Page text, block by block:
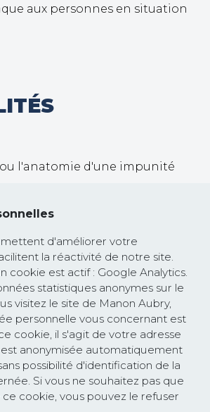
aux personnes en situation
l'anatomie d'une impunité
le contrôle de Gaza !
presse : la Commission
la course à la
par les Etats-Unis et
protégeant les droits
d'améliorer votre
la réactivité de notre site.
cookie est actif : Google Analytics.
statistiques anonymes sur le
visitez le site de Manon Aubry,
personnelle vous concernant est
cookie, il s'agit de votre adresse
est anonymisée automatiquement
possibilité d'identification de la
Si vous ne souhaitez pas que
cookie, vous pouvez le refuser